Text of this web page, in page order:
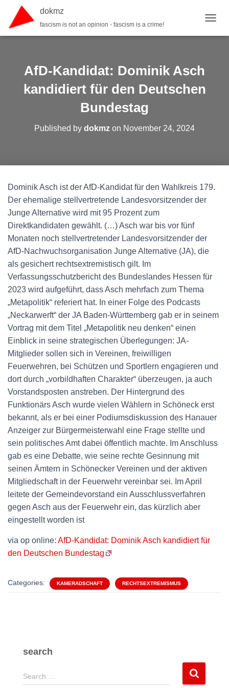
dokmz
fascism is not an opinion - fascism is a crime!
AfD-Kandidat: Dominik Asch
kandidiert für den Deutschen
Bundestag
Published by dokmz on November 24, 2024
Dominik Asch ist der AfD-Kandidat für den Wahlkreis 179.
Der ehemalige stellvertretende Landesvorsitzender der
Junge Alternative wird mit 95 Prozent zum
Direktkandidaten gewählt. (…) Asch war bis vor fünf
Monaten noch stellvertretender Landesvorsitzender der
AfD-Nachwuchsorganisation Junge Alternative (JA), die
als gesichert rechtsextremistisch gilt. Im
Verfassungsschutzbericht des Bundeslandes Hessen für
2023 wird aufgeführt, dass Asch mehrfach zum Thema
„Metapolitik“ referiert hat. In einer Folge des Podcasts
„Neckarwerft“ der JA Baden-Württemberg gab er in seinem
Vortrag mit dem Titel „Metapolitik neu denken“ einen
Einblick in seine strategischen Überlegungen: JA-
Mitglieder sollen sich in Vereinen, freiwilligen
Feuerwehren, bei Schützen und Sportlern engagieren und
dort durch „vorbildhaften Charakter“ überzeugen, ja auch
Vorstandsposten anstreben. Der Hintergrund des
Funktionärs Asch wurde vielen Wählern in Schöneck erst
bekannt, als er bei einer Podiumsdiskussion des Hanauer
Anzeiger zur Bürgermeisterwahl eine Frage stellte und
sein politisches Amt dabei öffentlich machte. Im Anschluss
gab es eine Debatte, wie seine rechte Gesinnung mit
seinen Ämtern in Schönecker Vereinen und der aktiven
Mitgliedschaft in der Feuerwehr vereinbar sei. Im April
leitete der Gemeindevorstand ein Ausschlussverfahren
gegen Asch aus der Feuerwehr ein, das kürzlich aber
eingestellt worden ist
via op online: AfD-Kandidat: Dominik Asch kandidiert für
den Deutschen Bundestag
Categories: KAMERADSCHAFT RECHTSEXTREMISMUS
search
S
e
Search …